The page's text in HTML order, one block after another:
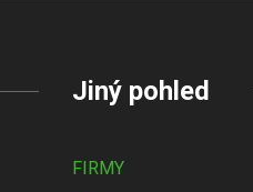
Jiný pohled
FIRMY